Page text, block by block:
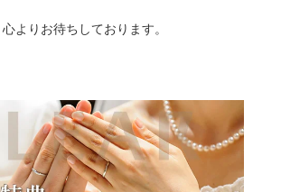
よりお待ちしております。